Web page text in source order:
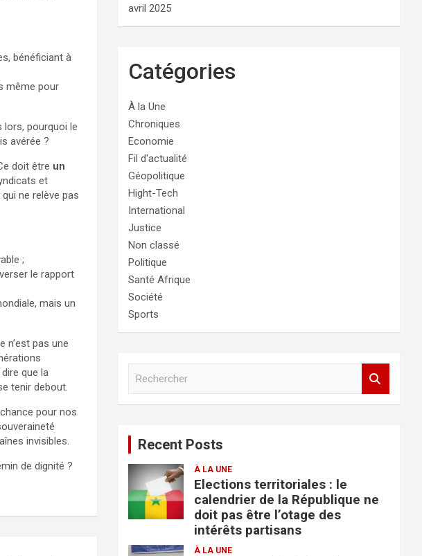
bénéficiant à
même pour
lors, pourquoi le
avérée ?
doit être un
et
ne relève pas
;
le rapport
mais un
n’est pas une
que la
tenir debout.
pour nos
invisibles.
de dignité ?
avril 2025
Catégories
À la Une
Chroniques
Economie
Fil d'actualité
Géopolitique
Hight-Tech
International
Justice
Non classé
Politique
Santé Afrique
Société
Sports
c
h
e
r
Recent Posts
À LA UNE
Elections territoriales : le
calendrier de la République ne
doit pas être l’otage des
intérêts partisans
À LA UNE